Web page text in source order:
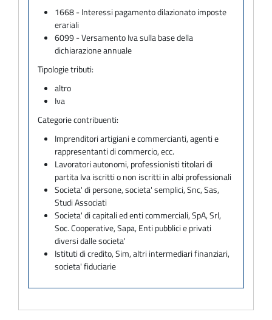
1668 - Interessi pagamento dilazionato imposte
erariali
6099 - Versamento Iva sulla base della
dichiarazione annuale
Tipologie tributi:
altro
Iva
Categorie contribuenti:
Imprenditori artigiani e commercianti, agenti e
rappresentanti di commercio, ecc.
Lavoratori autonomi, professionisti titolari di
partita Iva iscritti o non iscritti in albi professionali
Societa' di persone, societa' semplici, Snc, Sas,
Studi Associati
Societa' di capitali ed enti commerciali, SpA, Srl,
Soc. Cooperative, Sapa, Enti pubblici e privati
diversi dalle societa'
Istituti di credito, Sim, altri intermediari finanziari,
societa' fiduciarie